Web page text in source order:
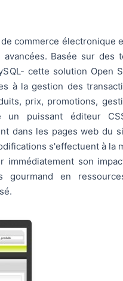
commerce électronique
Basée sur des
cette solution Open
à la gestion des
prix, promotions,
un puissant éditeur
dans les pages web du
s'effectuent à la
immédiatement son
gourmand en